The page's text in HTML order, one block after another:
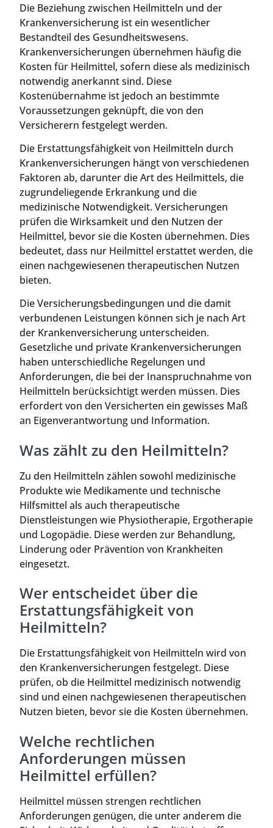
Die Beziehung zwischen Heilmitteln und der
Krankenversicherung ist ein wesentlicher
Bestandteil des Gesundheitswesens.
Krankenversicherungen übernehmen häufig die
Kosten für Heilmittel, sofern diese als medizinisch
notwendig anerkannt sind. Diese
Kostenübernahme ist jedoch an bestimmte
Voraussetzungen geknüpft, die von den
Versicherern festgelegt werden.
Die Erstattungsfähigkeit von Heilmitteln durch
Krankenversicherungen hängt von verschiedenen
Faktoren ab, darunter die Art des Heilmittels, die
zugrundeliegende Erkrankung und die
medizinische Notwendigkeit. Versicherungen
prüfen die Wirksamkeit und den Nutzen der
Heilmittel, bevor sie die Kosten übernehmen. Dies
bedeutet, dass nur Heilmittel erstattet werden, die
einen nachgewiesenen therapeutischen Nutzen
bieten.
Die Versicherungsbedingungen und die damit
verbundenen Leistungen können sich je nach Art
der Krankenversicherung unterscheiden.
Gesetzliche und private Krankenversicherungen
haben unterschiedliche Regelungen und
Anforderungen, die bei der Inanspruchnahme von
Heilmitteln berücksichtigt werden müssen. Dies
erfordert von den Versicherten ein gewisses Maß
an Eigenverantwortung und Information.
Was zählt zu den Heilmitteln?
Zu den Heilmitteln zählen sowohl medizinische
Produkte wie Medikamente und technische
Hilfsmittel als auch therapeutische
Dienstleistungen wie Physiotherapie, Ergotherapie
und Logopädie. Diese werden zur Behandlung,
Linderung oder Prävention von Krankheiten
eingesetzt.
Wer entscheidet über die
Erstattungsfähigkeit von
Heilmitteln?
Die Erstattungsfähigkeit von Heilmitteln wird von
den Krankenversicherungen festgelegt. Diese
prüfen, ob die Heilmittel medizinisch notwendig
sind und einen nachgewiesenen therapeutischen
Nutzen bieten, bevor sie die Kosten übernehmen.
Welche rechtlichen
Anforderungen müssen
Heilmittel erfüllen?
Heilmittel müssen strengen rechtlichen
Anforderungen genügen, die unter anderem die